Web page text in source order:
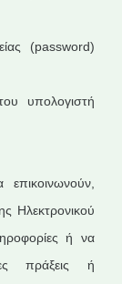
(password)
υπολογιστή
Ηλεκτρονικού
ή να
πράξεις ή